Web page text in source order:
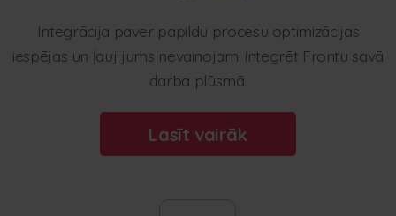
Integrācija paver papildu procesu optimizācijas
iespējas un ļauj jums nevainojami integrēt Frontu savā
darba plūsmā.
Lasīt vairāk